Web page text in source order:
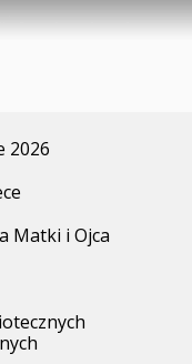
2026
Matki i Ojca